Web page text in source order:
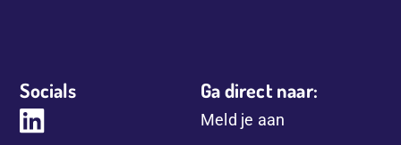
Ga direct naar:
Meld je aan
Socials